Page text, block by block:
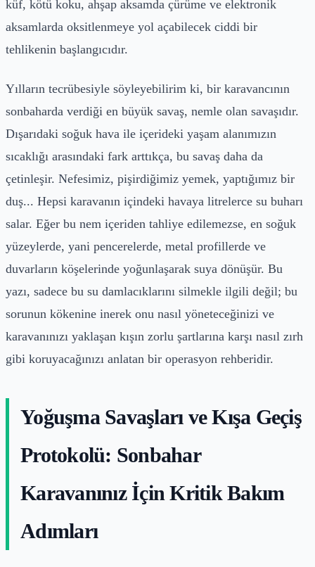
küf, kötü koku, ahşap aksamda çürüme ve elektronik
aksamlarda oksitlenmeye yol açabilecek ciddi bir
tehlikenin başlangıcıdır.
Yılların tecrübesiyle söyleyebilirim ki, bir karavancının
sonbaharda verdiği en büyük savaş, nemle olan savaşıdır.
Dışarıdaki soğuk hava ile içerideki yaşam alanımızın
sıcaklığı arasındaki fark arttıkça, bu savaş daha da
çetinleşir. Nefesimiz, pişirdiğimiz yemek, yaptığımız bir
duş... Hepsi karavanın içindeki havaya litrelerce su buharı
salar. Eğer bu nem içeriden tahliye edilemezse, en soğuk
yüzeylerde, yani pencerelerde, metal profillerde ve
duvarların köşelerinde yoğunlaşarak suya dönüşür. Bu
yazı, sadece bu su damlacıklarını silmekle ilgili değil; bu
sorunun kökenine inerek onu nasıl yöneteceğinizi ve
karavanınızı yaklaşan kışın zorlu şartlarına karşı nasıl zırh
gibi koruyacağınızı anlatan bir operasyon rehberidir.
Yoğuşma Savaşları ve Kışa Geçiş
Protokolü: Sonbahar
Karavanınız İçin Kritik Bakım
Adımları